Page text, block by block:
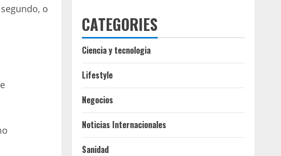
o
CATEGORIES
Ciencia y tecnologia
Lifestyle
Negocios
Noticias Internacionales
Sanidad